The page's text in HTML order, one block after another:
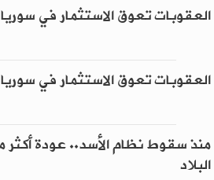
العقوبات تعوق الاستثمار في سوريا
العقوبات تعوق الاستثمار في سوريا
البلاد